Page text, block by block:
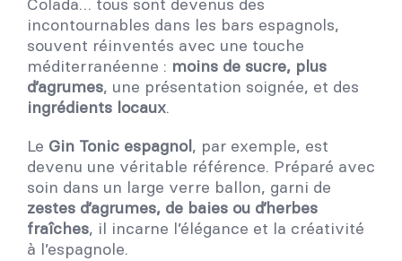
Colada… tous sont devenus des
incontournables dans les bars espagnols,
souvent réinventés avec une touche
méditerranéenne : moins de sucre, plus
d’agrumes, une présentation soignée, et des
ingrédients locaux.
Le Gin Tonic espagnol, par exemple, est
devenu une véritable référence. Préparé avec
soin dans un large verre ballon, garni de
zestes d’agrumes, de baies ou d’herbes
fraîches, il incarne l’élégance et la créativité
à l’espagnole.